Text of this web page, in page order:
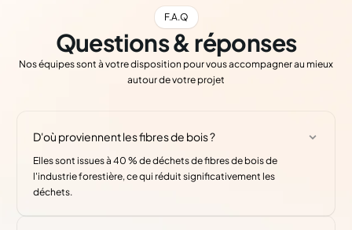
F.A.Q
Questions & réponses
Nos équipes sont à votre disposition pour vous accompagner au mieux
autour de votre projet
D'où proviennent les fibres de bois ?
Elles sont issues à 40 % de déchets de fibres de bois de
l'industrie forestière, ce qui réduit significativement les
déchets.